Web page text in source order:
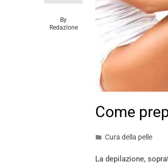
By
Redazione
Come
Cura della pelle
La depilazione,